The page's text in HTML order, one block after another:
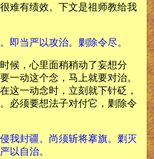
难有绩效。下文是祖师教给我
即当严以攻治。剿除令尽。
候，心里面稍稍动了妄想分
一动这个念，马上就要对治。
这一动念时，立刻就下针砭，
必须要想法子对付它，剿除令
我封疆。尚须斩将搴旗。剿灭
以自治。